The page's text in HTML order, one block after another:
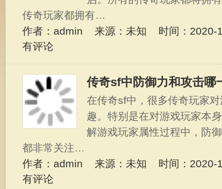
传奇玩家都拥有…
作者：admin 来源：未知 时间：
有评论
传奇sf中防御力和攻击哪
在传奇sf中，很多传奇玩家
趣。特别是在对游戏玩家本
解游戏玩家属性过程中，防
都非常关注…
作者：admin 来源：未知 时间：
有评论